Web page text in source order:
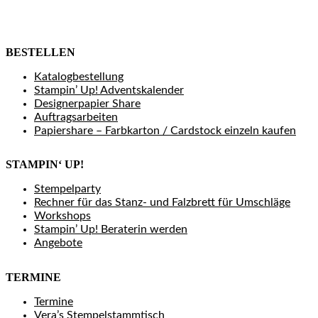
BESTELLEN
Katalogbestellung
Stampin’ Up! Adventskalender
Designerpapier Share
Auftragsarbeiten
Papiershare – Farbkarton / Cardstock einzeln kaufen
STAMPIN‘ UP!
Stempelparty
Rechner für das Stanz- und Falzbrett für Umschläge
Workshops
Stampin’ Up! Beraterin werden
Angebote
TERMINE
Termine
Vera’s Stempelstammtisch